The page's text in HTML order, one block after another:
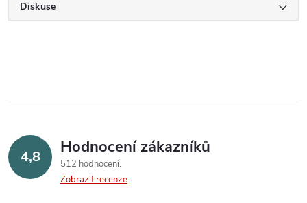
Diskuse
4,8 Hodnocení zákazníků
512 hodnocení
Zobrazit recenze